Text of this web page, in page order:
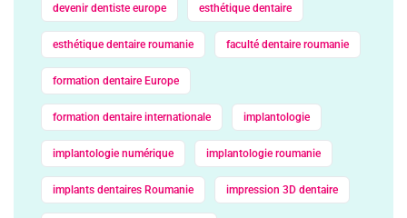
devenir dentiste europe esthétique dentaire
esthétique dentaire roumanie faculté dentaire roumanie
formation dentaire Europe
formation dentaire internationale implantologie
implantologie numérique implantologie roumanie
implants dentaires Roumanie impression 3D dentaire